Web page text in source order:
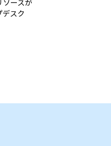
ソースが
スク